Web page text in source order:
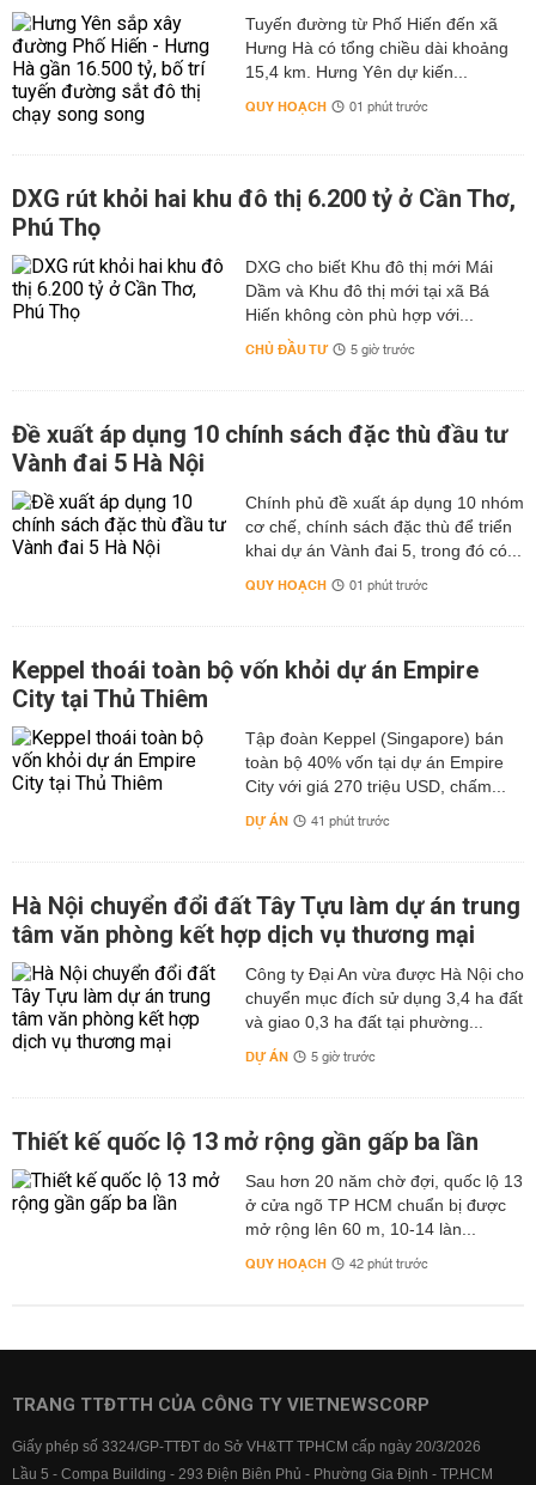
Tuyến đường từ Phố Hiến đến xã
Hưng Hà có tổng chiều dài khoảng
15,4 km. Hưng Yên dự kiến...
QUY HOẠCH 01 phút trước
DXG rút khỏi hai khu đô thị 6.200 tỷ ở Cần Thơ,
Phú Thọ
DXG cho biết Khu đô thị mới Mái
Dầm và Khu đô thị mới tại xã Bá
Hiến không còn phù hợp với...
CHỦ ĐẦU TƯ 5 giờ trước
Đề xuất áp dụng 10 chính sách đặc thù đầu tư
Vành đai 5 Hà Nội
Chính phủ đề xuất áp dụng 10 nhóm
cơ chế, chính sách đặc thù để triển
khai dự án Vành đai 5, trong đó có...
QUY HOẠCH 01 phút trước
Keppel thoái toàn bộ vốn khỏi dự án Empire
City tại Thủ Thiêm
Tập đoàn Keppel (Singapore) bán
toàn bộ 40% vốn tại dự án Empire
City với giá 270 triệu USD, chấm...
DỰ ÁN 41 phút trước
Hà Nội chuyển đổi đất Tây Tựu làm dự án trung
tâm văn phòng kết hợp dịch vụ thương mại
Công ty Đại An vừa được Hà Nội cho
chuyển mục đích sử dụng 3,4 ha đất
và giao 0,3 ha đất tại phường...
DỰ ÁN 5 giờ trước
Thiết kế quốc lộ 13 mở rộng gần gấp ba lần
Sau hơn 20 năm chờ đợi, quốc lộ 13
ở cửa ngõ TP HCM chuẩn bị được
mở rộng lên 60 m, 10-14 làn...
QUY HOẠCH 42 phút trước
TRANG TTĐTTH CỦA CÔNG TY VIETNEWSCORP
Giấy phép số 3324/GP-TTĐT do Sở VH&TT TPHCM cấp ngày 20/3/2026
Lầu 5 - Compa Building - 293 Điện Biên Phủ - Phường Gia Định - TP.HCM